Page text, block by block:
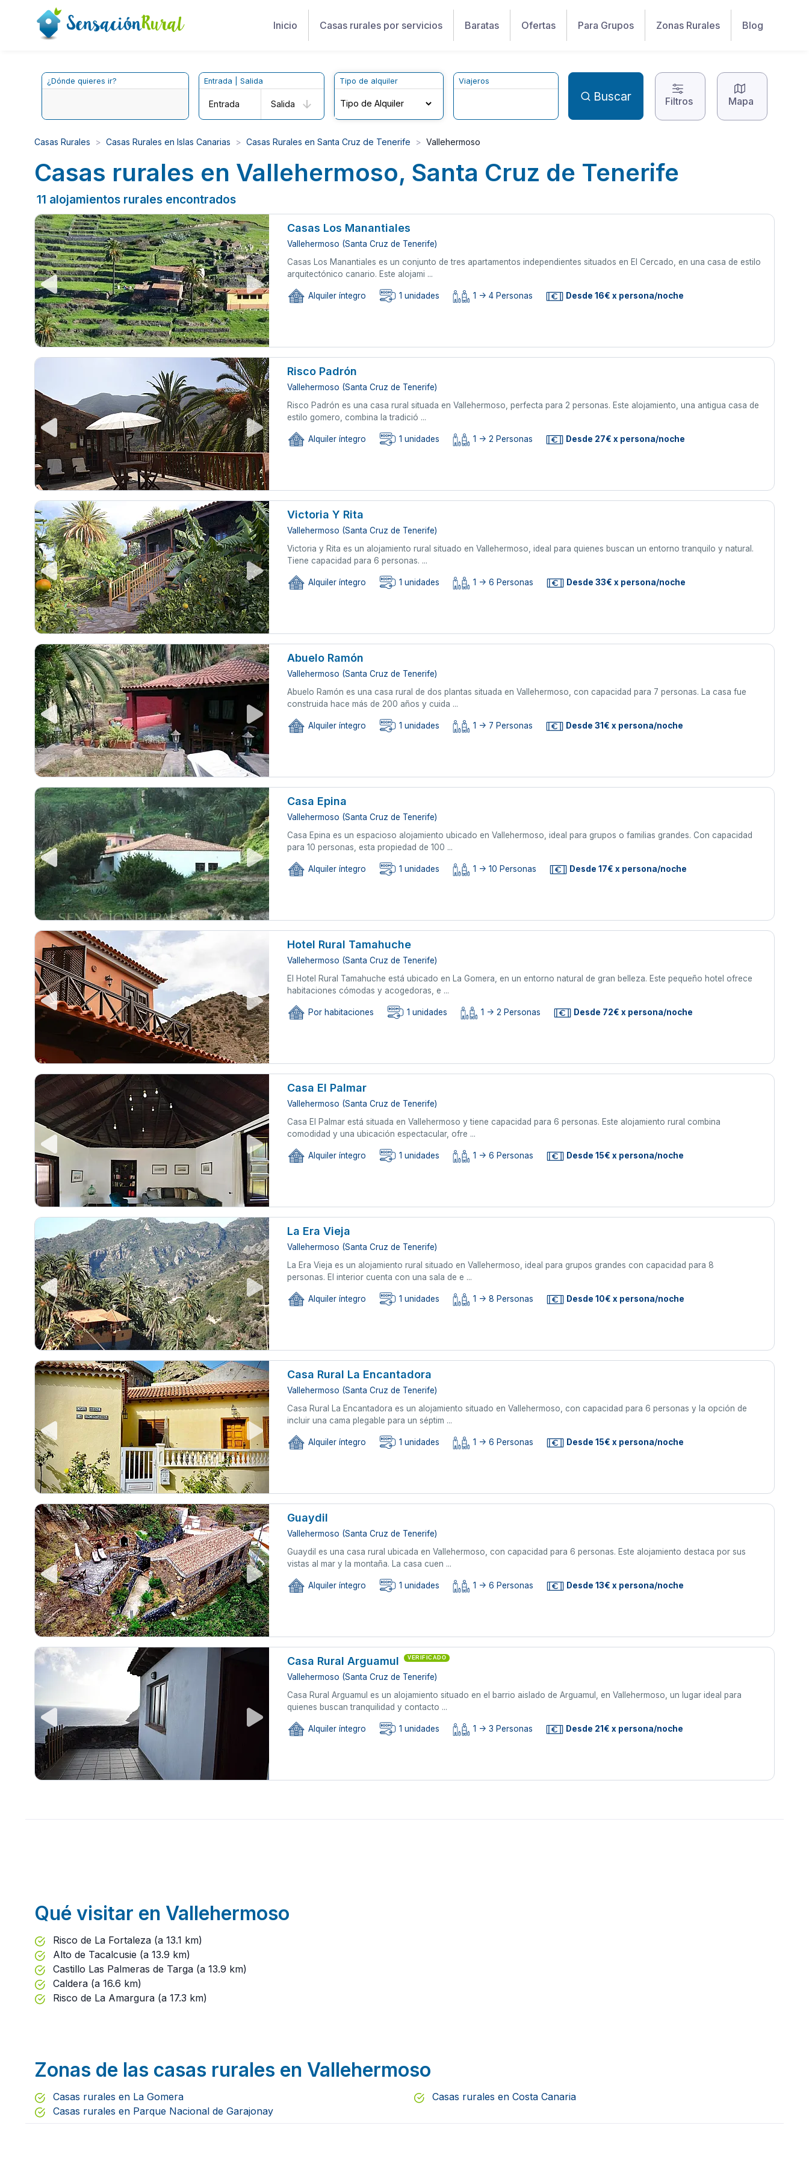
Inicio Casas rurales por servicios Baratas Ofertas Para Grupos Zonas Rurales Blog
¿Dónde quieres ir? Entrada | Salida
Entrada Salida
Tipo de alquiler Viajeros
Buscar Filtros Mapa
Casas Rurales Casas Rurales en Islas Canarias Casas Rurales en Santa Cruz de Tenerife Vallehermoso
Casas rurales en Vallehermoso, Santa Cruz de Tenerife
11 alojamientos rurales encontrados
Casas Los Manantiales
Vallehermoso (Santa Cruz de Tenerife)
Casas Los Manantiales es un conjunto de tres apartamentos independientes situados en El Cercado, en una casa de estilo
arquitectónico canario. Este alojami ...
Alquiler íntegro 1 unidades 1 -> 4 Personas Desde 16€ x persona/noche
Risco Padrón
Vallehermoso (Santa Cruz de Tenerife)
Risco Padrón es una casa rural situada en Vallehermoso, perfecta para 2 personas. Este alojamiento, una antigua casa de
estilo gomero, combina la tradició ...
Alquiler íntegro 1 unidades 1 -> 2 Personas Desde 27€ x persona/noche
Victoria Y Rita
Vallehermoso (Santa Cruz de Tenerife)
Victoria y Rita es un alojamiento rural situado en Vallehermoso, ideal para quienes buscan un entorno tranquilo y natural.
Tiene capacidad para 6 personas. ...
Alquiler íntegro 1 unidades 1 -> 6 Personas Desde 33€ x persona/noche
Abuelo Ramón
Vallehermoso (Santa Cruz de Tenerife)
Abuelo Ramón es una casa rural de dos plantas situada en Vallehermoso, con capacidad para 7 personas. La casa fue
construida hace más de 200 años y cuida ...
Alquiler íntegro 1 unidades 1 -> 7 Personas Desde 31€ x persona/noche
Casa Epina
Vallehermoso (Santa Cruz de Tenerife)
Casa Epina es un espacioso alojamiento ubicado en Vallehermoso, ideal para grupos o familias grandes. Con capacidad
para 10 personas, esta propiedad de 100 ...
Alquiler íntegro 1 unidades 1 -> 10 Personas Desde 17€ x persona/noche
Hotel Rural Tamahuche
Vallehermoso (Santa Cruz de Tenerife)
El Hotel Rural Tamahuche está ubicado en La Gomera, en un entorno natural de gran belleza. Este pequeño hotel ofrece
habitaciones cómodas y acogedoras, e ...
Por habitaciones 1 unidades 1 -> 2 Personas Desde 72€ x persona/noche
Casa El Palmar
Vallehermoso (Santa Cruz de Tenerife)
Casa El Palmar está situada en Vallehermoso y tiene capacidad para 6 personas. Este alojamiento rural combina
comodidad y una ubicación espectacular, ofre ...
Alquiler íntegro 1 unidades 1 -> 6 Personas Desde 15€ x persona/noche
La Era Vieja
Vallehermoso (Santa Cruz de Tenerife)
La Era Vieja es un alojamiento rural situado en Vallehermoso, ideal para grupos grandes con capacidad para 8
personas. El interior cuenta con una sala de e ...
Alquiler íntegro 1 unidades 1 -> 8 Personas Desde 10€ x persona/noche
Casa Rural La Encantadora
Vallehermoso (Santa Cruz de Tenerife)
Casa Rural La Encantadora es un alojamiento situado en Vallehermoso, con capacidad para 6 personas y la opción de
incluir una cama plegable para un séptim ...
Alquiler íntegro 1 unidades 1 -> 6 Personas Desde 15€ x persona/noche
Guaydil
Vallehermoso (Santa Cruz de Tenerife)
Guaydil es una casa rural ubicada en Vallehermoso, con capacidad para 6 personas. Este alojamiento destaca por sus
vistas al mar y la montaña. La casa cuen ...
Alquiler íntegro 1 unidades 1 -> 6 Personas Desde 13€ x persona/noche
Casa Rural Arguamul VERIFICADO
Vallehermoso (Santa Cruz de Tenerife)
Casa Rural Arguamul es un alojamiento situado en el barrio aislado de Arguamul, en Vallehermoso, un lugar ideal para
quienes buscan tranquilidad y contacto ...
Alquiler íntegro 1 unidades 1 -> 3 Personas Desde 21€ x persona/noche
Qué visitar en Vallehermoso
Risco de La Fortaleza (a 13.1 km)
Alto de Tacalcusie (a 13.9 km)
Castillo Las Palmeras de Targa (a 13.9 km)
Caldera (a 16.6 km)
Risco de La Amargura (a 17.3 km)
Zonas de las casas rurales en Vallehermoso
Casas rurales en La Gomera
Casas rurales en Costa Canaria
Casas rurales en Parque Nacional de Garajonay